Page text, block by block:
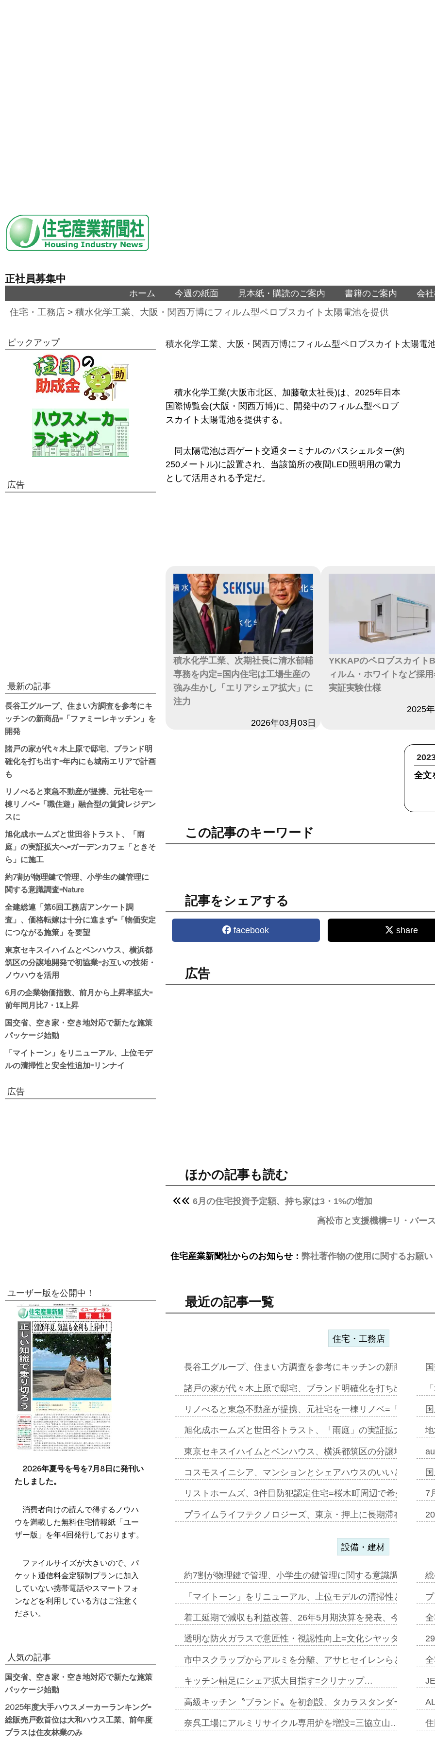
正社員募集中
ホーム 今週の紙面 見本紙・購読のご案内 書籍のご案内 会
住宅・工務店 > 積水化学工業、大阪・関西万博にフィルム型ペロブスカイト太陽電池を提供
積水化学工業、大阪・関西万博にフィルム型ペロブスカイト太陽電
積水化学工業(大阪市北区、加藤敬太社長)は、2025年日本
国際博覧会(大阪・関西万博)に、開発中のフィルム型ペロブ
スカイト太陽電池を提供する。
同太陽電池は西ゲート交通ターミナルのバスシェルター(約
250メートル)に設置され、当該箇所の夜間LED照明用の電力
として活用される予定だ。
積水化学工業、次期社長に清水郁輔
専務を内定=国内住宅は工場生産の
強み生かし「エリアシェア拡大」に
注力
2026年03月03日
YKKAPのペロブスカイト
ィルム・ホワイトなど採
実証実験仕様
2025
全文
この記事のキーワード
記事をシェアする
facebook share
広告
ほかの記事も読む
6月の住宅投資予定額、持ち家は3・1%の増加
高松市と支援機構=リ・バー
住宅産業新聞社からのお知らせ： 弊社著作物の使用に関するお願い
最近の記事一覧
住宅・工務店
長谷工グループ、住まい方調査を参考にキッチンの新商品=「
諸戸の家が代々木上原で邸宅、ブランド明確化を打ち出す=年
リノべると東急不動産が提携、元社宅を一棟リノベ=「職住遊
旭化成ホームズと世田谷トラスト、「雨庭」の実証拡大へ=ガ
東京セキスイハイムとベンハウス、横浜都筑区の分譲地開発で
コスモスイニシア、マンションとシェアハウスのいいとこどり
リストホームズ、3件目防犯認定住宅=桜木町周辺で希少価値
プライムライフテクノロジーズ、東京・押上に長期滞在型ホテ
7
設備・建材
約7割が物理鍵で管理、小学生の鍵管理に関する意識調査
「マイトーン」をリニューアル、上位モデルの清掃性と安全
着工延期で減収も利益改善、26年5月期決算を発表、今期は増
透明な防火ガラスで意匠性・視認性向上=文化シヤッター…
市中スクラップからアルミを分離、アサヒセイレンらと協働開
キッチン軸足にシェア拡大目指す=クリナップ…
高級キッチン〝ブランド〟を初創設、タカラスタンダードが新
奈呉工場にアルミリサイクル専用炉を増設=三協立山…
ピックアップ
広告
最新の記事
長谷工グループ、住まい方調査を参考にキ
ッチンの新商品=「ファミーレキッチン」を
開発
諸戸の家が代々木上原で邸宅、ブランド明
確化を打ち出す=年内にも城南エリアで計画
も
リノべると東急不動産が提携、元社宅を一
棟リノベ=「職住遊」融合型の賃貸レジデン
スに
旭化成ホームズと世田谷トラスト、「雨
庭」の実証拡大へ=ガーデンカフェ「ときそ
ら」に施工
約7割が物理鍵で管理、小学生の鍵管理に
関する意識調査=Nature
全建総連「第6回工務店アンケート調
査」、価格転嫁は十分に進まず=「物価安定
につながる施策」を要望
東京セキスイハイムとベンハウス、横浜都
筑区の分譲地開発で初協業=お互いの技術・
ノウハウを活用
6月の企業物価指数、前月から上昇率拡大=
前年同月比7・1%上昇
国交省、空き家・空き地対応で新たな施策
パッケージ始動
「マイトーン」をリニューアル、上位モデ
ルの清掃性と安全性追加=リンナイ
広告
ユーザー版を公開中！
2026年夏号を号を7月8日に発刊い
たしました。
消費者向けの読んで得するノウハ
ウを満載した無料住宅情報紙「ユー
ザー版」を年4回発行しております。
ファイルサイズが大きいので、パ
ケット通信料金定額制プランに加入
していない携帯電話やスマートフォ
ンなどを利用している方はご注意く
ださい。
人気の記事
国交省、空き家・空き地対応で新たな施策
パッケージ始動
2025年度大手ハウスメーカーランキング=
総販売戸数首位は大和ハウス工業、前年度
プラスは住友林業のみ